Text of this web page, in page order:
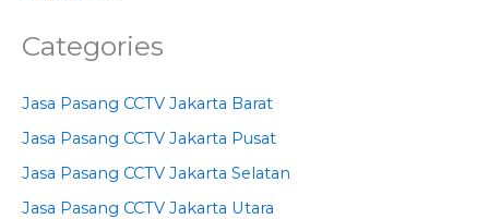
Categories
Jasa Pasang CCTV Jakarta Barat
Jasa Pasang CCTV Jakarta Pusat
Jasa Pasang CCTV Jakarta Selatan
Jasa Pasang CCTV Jakarta Utara